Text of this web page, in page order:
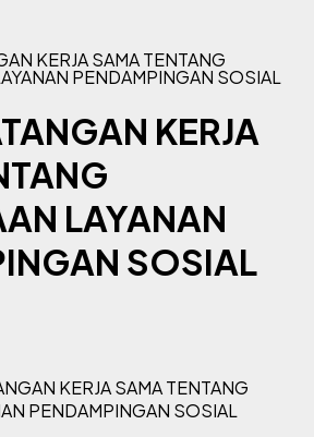
KERJA SAMA TENTANG
PENDAMPINGAN SOSIAL
KERJA
LAYANAN
SOSIAL